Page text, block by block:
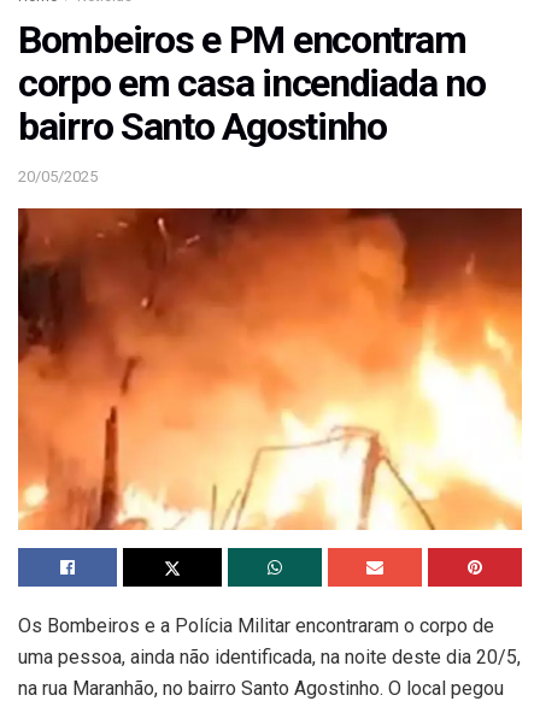
Bombeiros e PM encontram
corpo em casa incendiada no
bairro Santo Agostinho
20/05/2025
Os Bombeiros e a Polícia Militar encontraram o corpo de
uma pessoa, ainda não identificada, na noite deste dia 20/5,
na rua Maranhão, no bairro Santo Agostinho. O local pegou